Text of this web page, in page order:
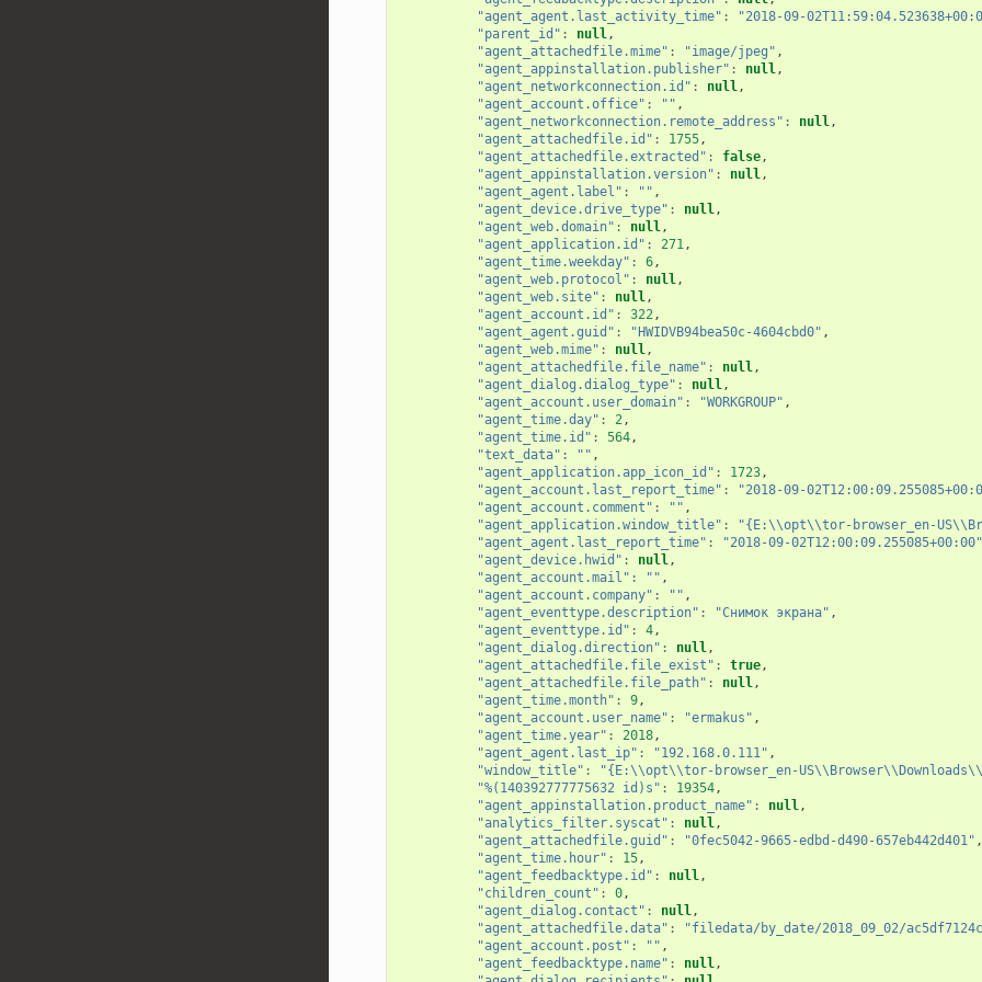
"agent_agent.last_activity_time" : "2018-09-
"parent_id" : null,
"agent_attachedfile.mime" : "image/jpeg" ,
"agent_appinstallation.publisher" : null,
"agent_networkconnection.id" : null,
"agent_account.office" : "" ,
"agent_networkconnection.remote_address" : null,
"agent_attachedfile.id" : 1755,
"agent_attachedfile.extracted" : false,
"agent_appinstallation.version" : null,
"agent_agent.label" : "" ,
"agent_device.drive_type" : null,
"agent_web.domain" : null,
"agent_application.id" : 271,
"agent_time.weekday" : 6,
"agent_web.protocol" : null,
"agent_web.site" : null,
"agent_account.id" : 322,
"agent_agent.guid" : "HWIDVB94bea50c-4604cbd0" ,
"agent_web.mime" : null,
"agent_attachedfile.file_name" : null,
"agent_dialog.dialog_type" : null,
"agent_account.user_domain" : "WORKGROUP" ,
"agent_time.day" : 2,
"agent_time.id" : 564,
"text_data" : "" ,
"agent_application.app_icon_id" : 1723,
"agent_account.last_report_time" : "2018-09-
"agent_account.comment" : "" ,
"agent_application.window_title" :
"{E:\\opt\\tor-browser_en-
"agent_agent.last_report_time" : "2018-09-02T12:00:09.255085+00:00"
"agent_device.hwid" : null,
"agent_account.mail" : "" ,
"agent_account.company" : "" ,
"agent_eventtype.description" : "Снимок экрана" ,
"agent_eventtype.id" : 4,
"agent_dialog.direction" : null,
"agent_attachedfile.file_exist" : true,
"agent_attachedfile.file_path" : null,
"agent_time.month" : 9,
"agent_account.user_name" : "ermakus" ,
"agent_time.year" : 2018,
"agent_agent.last_ip" : "192.168.0.111" ,
"window_title" : "{E:\\opt\\tor-browser_en-
"%(140392777775632 id)s" : 19354,
"agent_appinstallation.product_name" : null,
"analytics_filter.syscat" : null,
"agent_attachedfile.guid" : "0fec5042-9665-edbd-d490-657eb442d401" ,
"agent_time.hour" : 15,
"agent_feedbacktype.id" : null,
"children_count" : 0,
"agent_dialog.contact" : null,
"agent_attachedfile.data" : "filedata/by_date/2018_09_02/
"agent_account.post" : "" ,
"agent_feedbacktype.name" : null,